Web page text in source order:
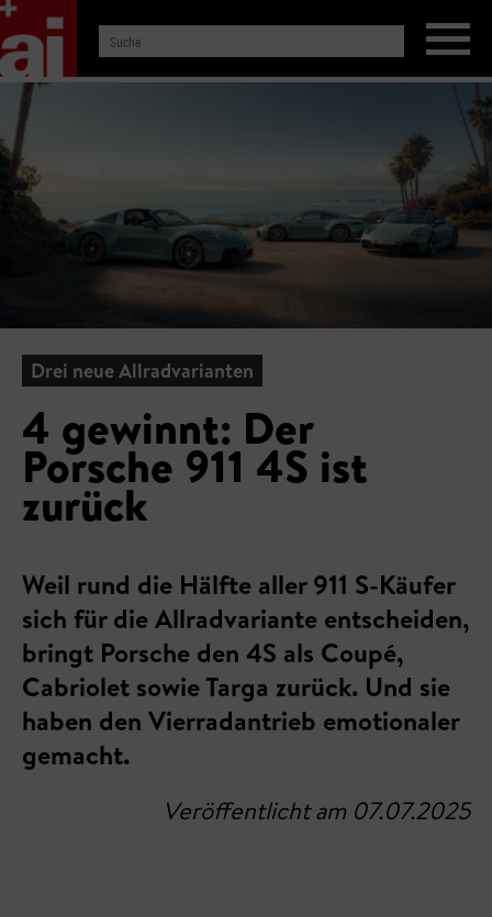
Drei neue Allradvarianten
4 gewinnt: Der
Porsche 911 4S ist
zurück
Weil rund die Hälfte aller 911 S-Käufer
sich für die Allradvariante entscheiden,
bringt Porsche den 4S als Coupé,
Cabriolet sowie Targa zurück. Und sie
haben den Vierradantrieb emotionaler
gemacht.
Veröffentlicht am 07.07.2025